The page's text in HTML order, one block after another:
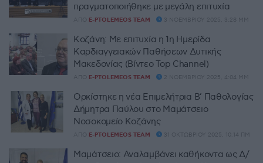
πραγματοποιήθηκε με μεγάλη επιτυχία
ΑΠΌ E-PTOLEMEOS TEAM 3 ΝΟΕΜΒΡΊΟΥ 2025, 3:28 ΜΜ
Κοζάνη: Με επιτυχία η 1η Ημερίδα
Καρδιαγγειακών Παθήσεων Δυτικής
Μακεδονίας (Βίντεο Top Channel)
ΑΠΌ E-PTOLEMEOS TEAM 2 ΝΟΕΜΒΡΊΟΥ 2025, 4:04 ΜΜ
Ορκίστηκε η νέα Επιμελήτρια Β’ Παθολογίας
Δήμητρα Παύλου στο Μαμάτσειο
Νοσοκομείο Κοζάνης
ΑΠΌ E-PTOLEMEOS TEAM 31 ΟΚΤΩΒΡΊΟΥ 2025, 10:14 ΠΜ
Μαμάτσειο: Αναλαμβάνει καθήκοντα ως Δ/